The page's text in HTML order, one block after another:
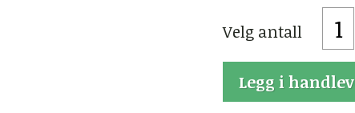
Velg antall